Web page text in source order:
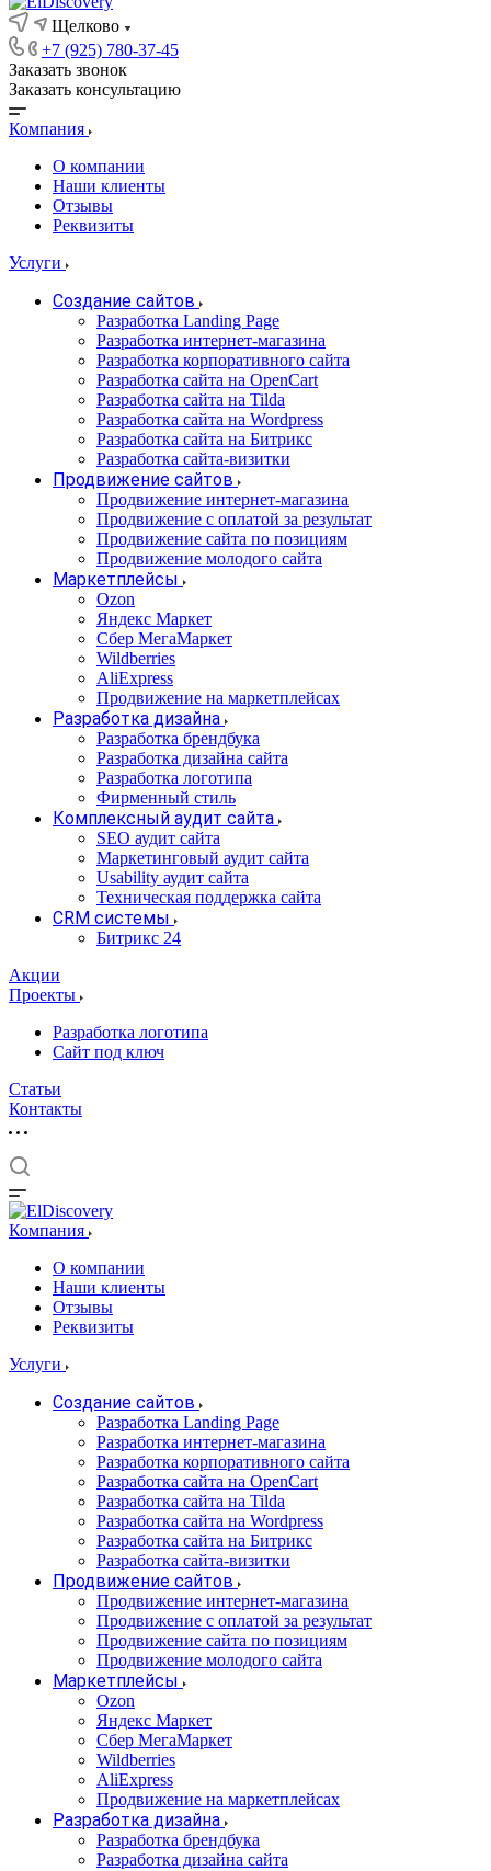
Щелково
+7 (925) 780-37-45
Заказать звонок
Заказать консультацию
Компания
О компании
Наши клиенты
Отзывы
Реквизиты
Услуги
Создание сайтов
Разработка Landing Page
Разработка интернет-магазина
Разработка корпоративного сайта
Разработка сайта на OpenCart
Разработка сайта на Tilda
Разработка сайта на Wordpress
Разработка сайта на Битрикс
Разработка сайта-визитки
Продвижение сайтов
Продвижение интернет-магазина
Продвижение с оплатой за результат
Продвижение сайта по позициям
Продвижение молодого сайта
Маркетплейсы
Ozon
Яндекс Маркет
Сбер МегаМаркет
Wildberries
AliExpress
Продвижение на маркетплейсах
Разработка дизайна
Разработка брендбука
Разработка дизайна сайта
Разработка логотипа
Фирменный стиль
Комплексный аудит сайта
SEO аудит сайта
Маркетинговый аудит сайта
Usability аудит сайта
Техническая поддержка сайта
CRM системы
Битрикс 24
Акции
Проекты
Разработка логотипа
Сайт под ключ
Статьи
Контакты
Компания
О компании
Наши клиенты
Отзывы
Реквизиты
Услуги
Создание сайтов
Разработка Landing Page
Разработка интернет-магазина
Разработка корпоративного сайта
Разработка сайта на OpenCart
Разработка сайта на Tilda
Разработка сайта на Wordpress
Разработка сайта на Битрикс
Разработка сайта-визитки
Продвижение сайтов
Продвижение интернет-магазина
Продвижение с оплатой за результат
Продвижение сайта по позициям
Продвижение молодого сайта
Маркетплейсы
Ozon
Яндекс Маркет
Сбер МегаМаркет
Wildberries
AliExpress
Продвижение на маркетплейсах
Разработка дизайна
Разработка брендбука
Разработка дизайна сайта